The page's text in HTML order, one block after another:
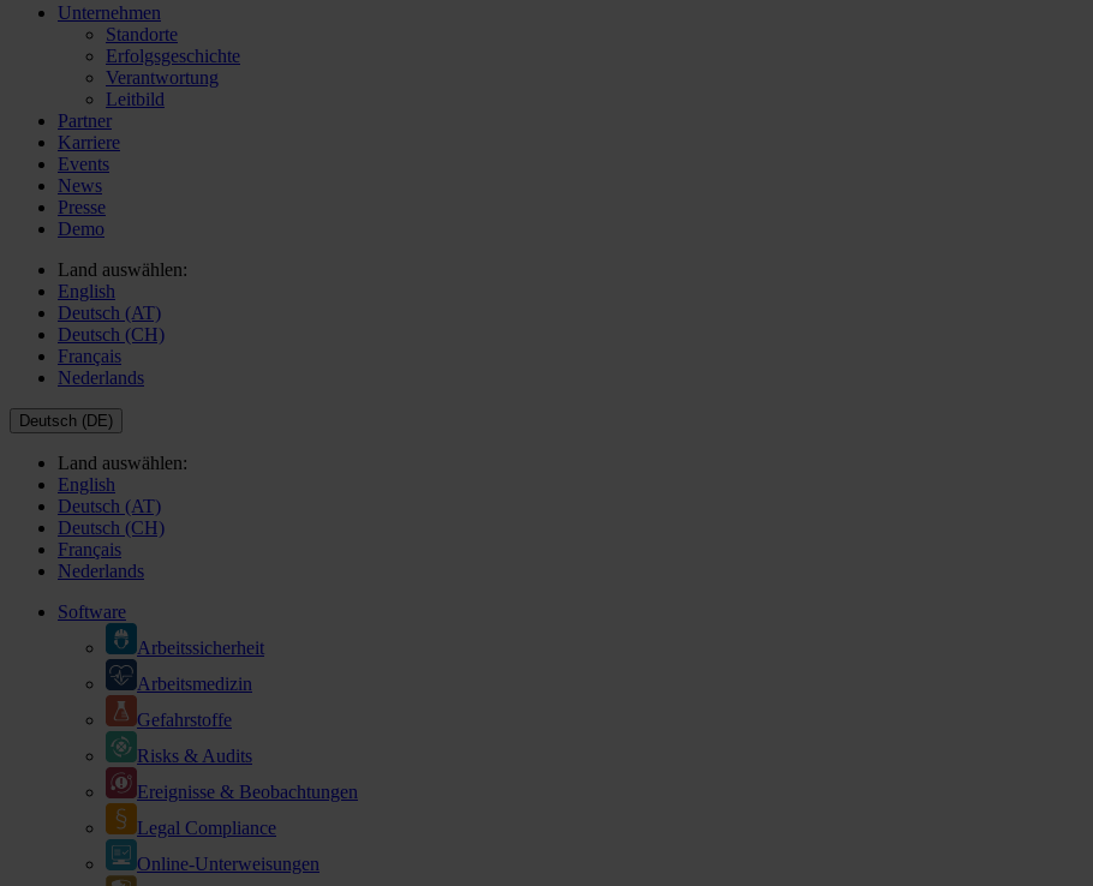
Unternehmen
Standorte
Erfolgsgeschichte
Verantwortung
Leitbild
Partner
Karriere
Events
News
Presse
Demo
Land auswählen:
English
Deutsch (AT)
Deutsch (CH)
Français
Nederlands
Deutsch (DE)
Land auswählen:
English
Deutsch (AT)
Deutsch (CH)
Français
Nederlands
Software
Arbeitssicherheit
Arbeitsmedizin
Gefahrstoffe
Risks & Audits
Ereignisse & Beobachtungen
Legal Compliance
Online-Unterweisungen